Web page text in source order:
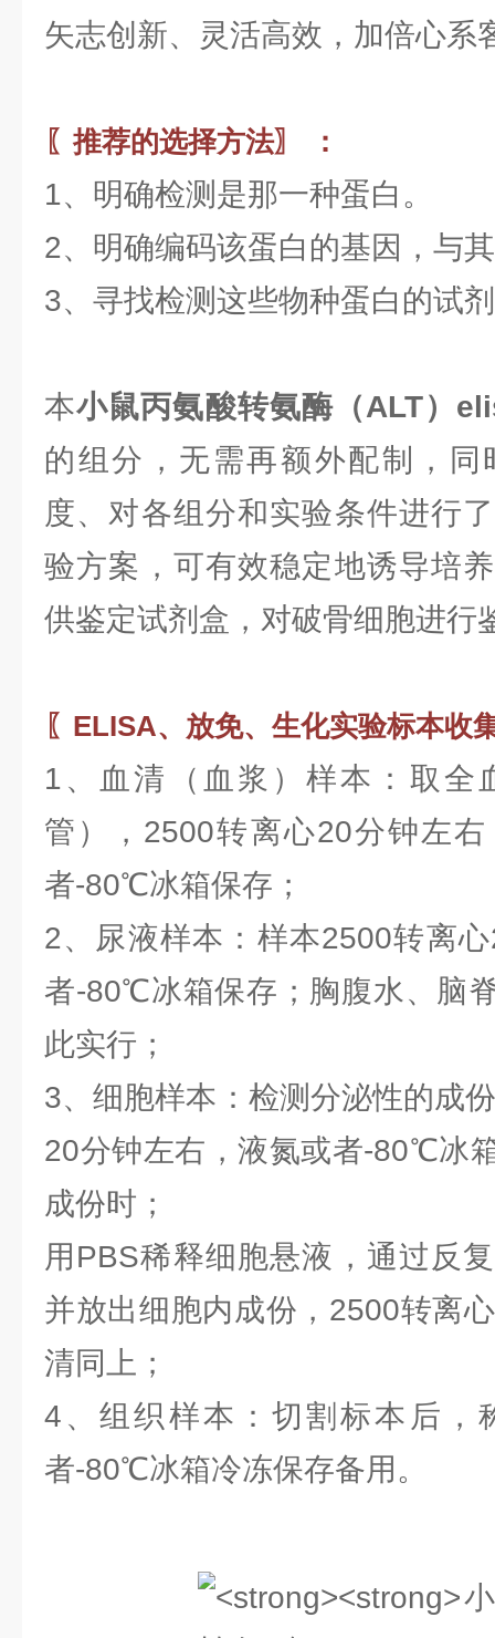
矢志创新、灵活高效，加倍心系
〖推荐的选择方法〗 ：
1、明确检测是那一种蛋白。
2、明确编码该蛋白的基因，与
3、寻找检测这些物种蛋白的试
本小鼠丙氨酸转氨酶（ALT）
的组分，无需再额外配制，
度、对各组分和实验条件进行
验方案，可有效稳定地诱导培
供鉴定试剂盒，对破骨细胞进行
〖ELISA、放免、生化实验标本收
1、血清（血浆）样本：取全
管），2500转离心20分钟左
者-80℃冰箱保存；
2、尿液样本：样本2500转离
者-80℃冰箱保存；胸腹水、脑
此实行；
3、细胞样本：检测分泌性的成
20分钟左右，液氮或者-80℃冰
成份时；
用PBS稀释细胞悬液，通过反
并放出细胞内成份，2500转离
清同上；
4、组织样本：切割标本后，
者-80℃冰箱冷冻保存备用。